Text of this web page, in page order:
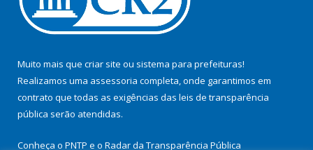
Muito mais que criar site ou sistema para prefeituras!
Realizamos uma assessoria completa, onde garantimos em
contrato que todas as exigências das leis de transparência
pública serão atendidas.
Conheça o PNTP e o Radar da Transparência Pública